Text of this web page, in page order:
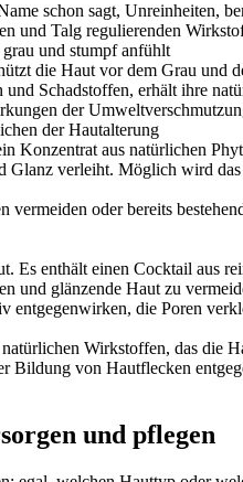
schon sagt, Unreinheiten,
und Talg regulierenden
und stumpf anfühlt
die Haut vor dem Grau und
Schadstoffen, erhält ihre
der
der Hautalterung
Konzentrat aus natürlichen
Glanz verleiht. Möglich wird
oder bereits
Es enthält einen Cocktail aus
und glänzende Haut zu
entgegenwirken, die Poren
Wirkstoffen, das die
Bildung von Hautflecken
und pflegen